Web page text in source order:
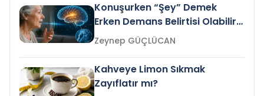
Konuşurken “Şey” Demek
Erken Demans Belirtisi Olabilir
mi?
Zeynep GÜÇLÜCAN
Kahveye Limon Sıkmak
Zayıflatır mı?